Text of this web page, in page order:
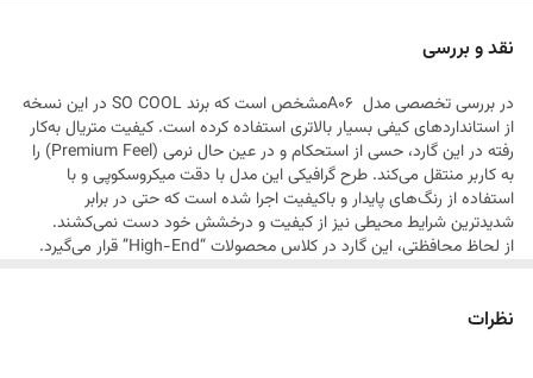
نقد و بررسی
در بررسی تخصصی مدل A06مشخص است که برند SO COOL در این نسخه
از استانداردهای کیفی بسیار بالاتری استفاده کرده است. کیفیت متریال به‌کار
رفته در این گارد، حسی از استحکام و در عین حال نرمی (Premium Feel) را
به کاربر منتقل می‌کند. طرح گرافیکی این مدل با دقت میکروسکوپی و با
استفاده از رنگ‌های پایدار و باکیفیت اجرا شده است که حتی در برابر
شدیدترین شرایط محیطی نیز از کیفیت و درخشش خود دست نمی‌کشند.
از لحاظ محافظتی، این گارد در کلاس محصولات “High-End” قرار می‌گیرد.
قطعات داخلی جلوگیری کند. لبه‌های اطراف نمایشگر و ماژول دوربین به
نظرات